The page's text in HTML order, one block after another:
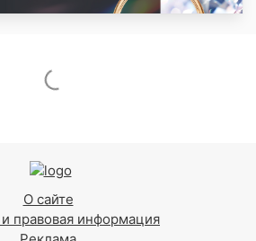
О сайте
правовая информация